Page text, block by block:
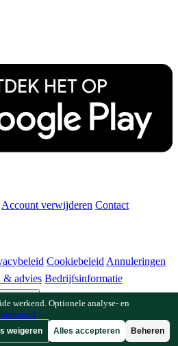
Account verwijderen Contact
Cookiebeleid Annuleringen
& advies Bedrijfsinformatie
werkend. Optionele analyse- en
weigeren Alles accepteren Beheren